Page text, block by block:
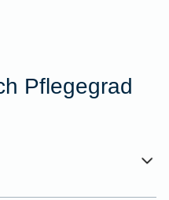
Pflegegrad